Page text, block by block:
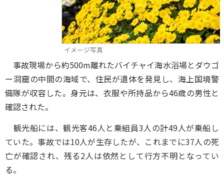
イメージ写真
事故現場から約500m離れたバイチャイ海水浴場とダウゴ
ー洞窟の中間の海域で、住民が遺体を発見し、海上国境警
備隊が収容した。身元は、衣服や所持品から46歳の男性と
確認された。
観光船には、観光客46人と乗組員3人の計49人が乗船し
ていた。事故では10人が生存したが、これまでに37人の死
亡が確認され、残る2人は依然として行方不明となってい
る。